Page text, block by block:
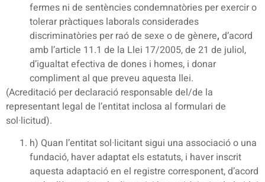
fermes ni de sentències condemnatòries per exercir o
tolerar pràctiques laborals considerades
discriminatòries per raó de sexe o de gènere, d’acord
amb l’article 11.1 de la Llei 17/2005, de 21 de juliol,
d’igualtat efectiva de dones i homes, i donar
compliment al que preveu aquesta llei.
(Acreditació per declaració responsable del/de la
representant legal de l’entitat inclosa al formulari de
sol·licitud).
h) Quan l’entitat sol·licitant sigui una associació o una
fundació, haver adaptat els estatuts, i haver inscrit
aquesta adaptació en el registre corresponent, d’acord